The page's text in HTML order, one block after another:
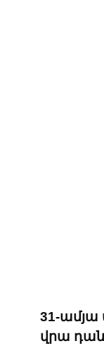
31-ամյա
վրա